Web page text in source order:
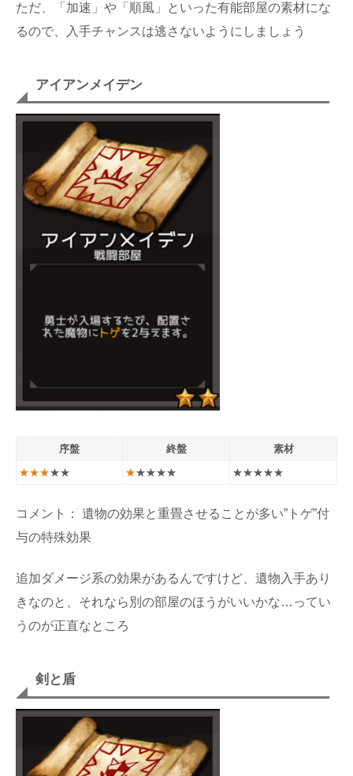
ただ、「加速」や「順風」といった有能部屋の素材にな
るので、入手チャンスは逃さないようにしましょう
アイアンメイデン
序盤 終盤
素材
★★★★★ ★★★★★ ★★★★★
コメント： 遺物の効果と重畳させることが多い”トゲ”付
与の特殊効果
追加ダメージ系の効果があるんですけど、遺物入手あり
きなのと、それなら別の部屋のほうがいいかな…ってい
うのが正直なところ
剣と盾